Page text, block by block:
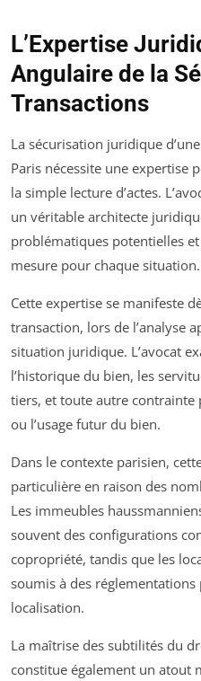
L’Expertise
Angulaire de la
Transactions
La sécurisation juridique
Paris nécessite une expertise
la simple lecture d’actes.
un véritable architecte
problématiques potentielles
mesure pour chaque situation.
Cette expertise se manifeste
transaction, lors de l’analyse
situation juridique. L’avocat
l’historique du bien, les
tiers, et toute autre contrainte
ou l’usage futur du bien.
Dans le contexte parisien,
particulière en raison des
Les immeubles
souvent des configurations
copropriété, tandis que les
soumis à des
localisation.
La maîtrise des subtilités du
constitue également un atout